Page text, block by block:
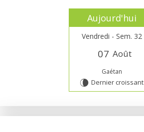
Aujourd'hui
Vendredi - Sem. 32
07 Août
Gaétan
V Dernier croissant